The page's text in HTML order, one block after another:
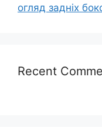
огляд задніх
Recent